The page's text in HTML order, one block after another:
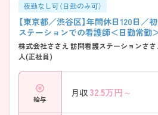
夜勤なし可（日勤のみ可）
【東京都／渋谷区】年間休日120日／
ステーションでの看護師＜日勤常勤
株式会社ささえ 訪問看護ステーションさ
人(正社員)
給与
月収 32.5万円～